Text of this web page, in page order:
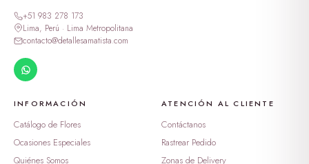
peluche lotso dormilon
S/ 69.00
dulzura en burbuja
S/ 169.00
+51 983 278 173
Lima, Perú · Lima Metropolitana
contacto@detallesamatista.com
INFORMACIÓN
Catálogo de Flores
Ocasiones Especiales
Quiénes Somos
ATENCIÓN AL CLIENTE
Contáctanos
Rastrear Pedido
Zonas de Delivery